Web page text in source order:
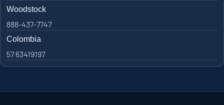
Woodstock
888-437-7747
Colombia
57 63419197